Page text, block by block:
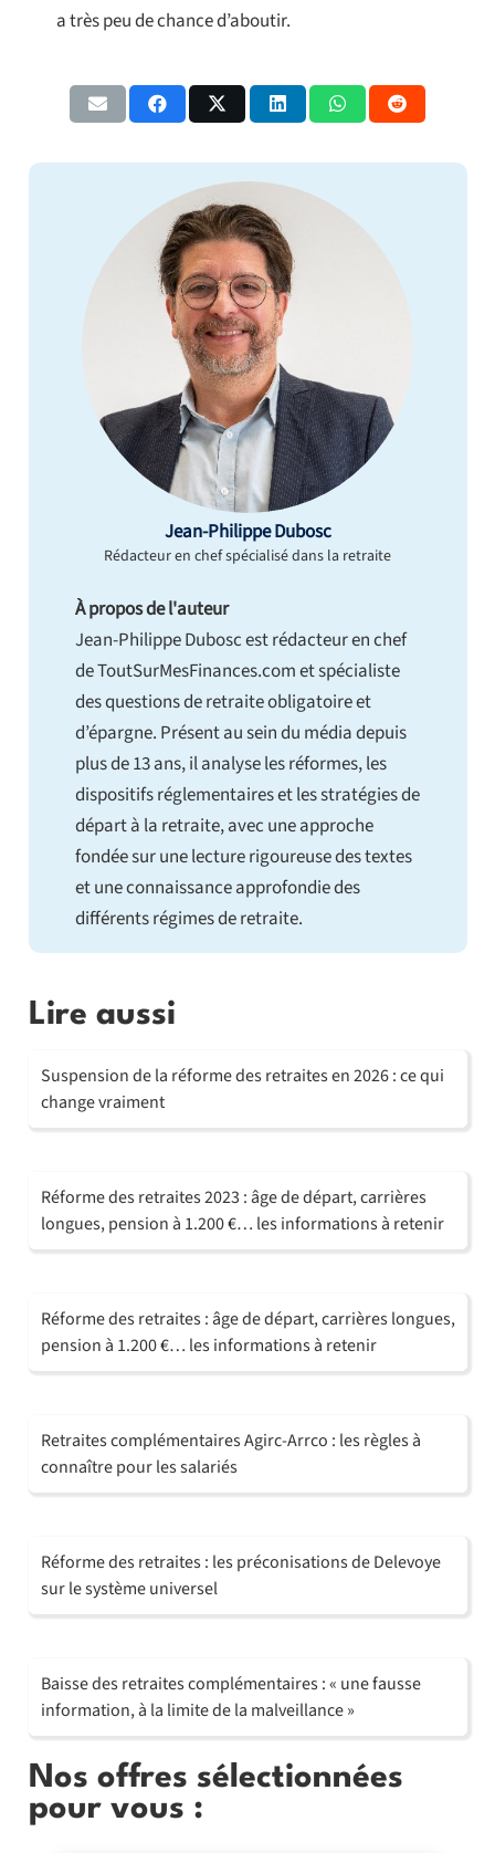
a très peu de chance d’aboutir.
Jean-Philippe Dubosc
Rédacteur en chef spécialisé dans la retraite
À propos de l'auteur
Jean-Philippe Dubosc est rédacteur en chef
de ToutSurMesFinances.com et spécialiste
des questions de retraite obligatoire et
d’épargne. Présent au sein du média depuis
plus de 13 ans, il analyse les réformes, les
dispositifs réglementaires et les stratégies de
départ à la retraite, avec une approche
fondée sur une lecture rigoureuse des textes
et une connaissance approfondie des
différents régimes de retraite.
Lire aussi
Suspension de la réforme des retraites en 2026 : ce qui
change vraiment
Réforme des retraites 2023 : âge de départ, carrières
longues, pension à 1.200 €… les informations à retenir
Réforme des retraites : âge de départ, carrières longues,
pension à 1.200 €… les informations à retenir
Retraites complémentaires Agirc-Arrco : les règles à
connaître pour les salariés
Réforme des retraites : les préconisations de Delevoye
sur le système universel
Baisse des retraites complémentaires : « une fausse
information, à la limite de la malveillance »
Nos offres sélectionnées
pour vous :